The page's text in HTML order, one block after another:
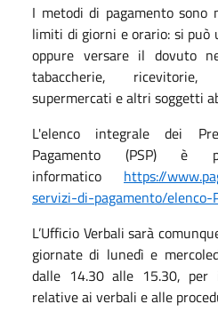
I metodi di pagamento sono
limiti di giorni e orario: si può
oppure versare il dovuto
tabaccherie,
supermercati e altri soggetti
L'elenco integrale dei
Pagamento (PSP) è
informatico https://
servizi-di-pagamento/
L’Ufficio Verbali sarà
giornate di lunedì e
dalle 14.30 alle 15.30, per
relative ai verbali e alle